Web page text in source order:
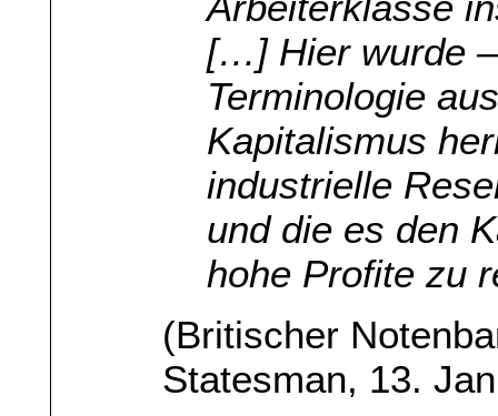
[…] Hier wurde
Terminologie
Kapitalismus
industrielle
und die es den
hohe Profite zu
(Britischer
Statesman, 13.